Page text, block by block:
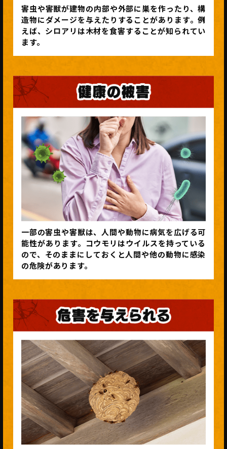
害虫や害獣が建物の内部や外部に巣を作ったり、構
造物にダメージを与えたりすることがあります。例
えば、シロアリは木材を食害することが知られてい
ます。
一部の害虫や害獣は、人間や動物に病気を広げる可
能性があります。コウモリはウイルスを持っている
ので、そのままにしておくと人間や他の動物に感染
の危険があります。